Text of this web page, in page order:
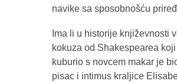
navike sa sposobnošću
Ima li u historije književnosti
kokuza od Shakespearea
kuburio s novcem makar je
pisac i intimus kraljice